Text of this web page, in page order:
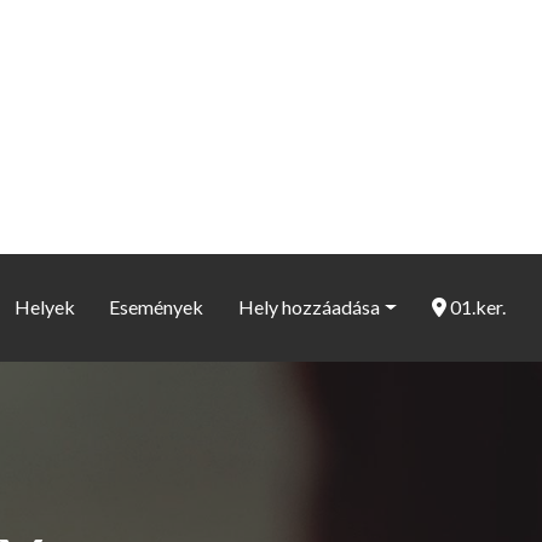
Helyek Események Hely hozzáadása 01.ker.